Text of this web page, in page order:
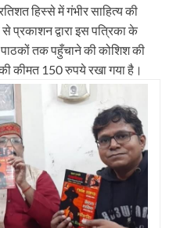
हिस्से में गंभीर साहित्य की
प्रकाशन द्वारा इस पत्रिका के
तक पहुँचाने की कोशिश की
कीमत 150 रुपये रखा गया है।